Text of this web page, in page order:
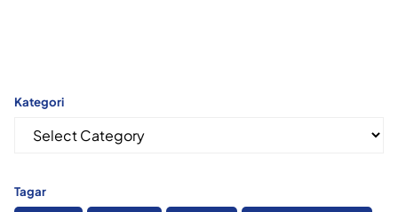
Kategori
Kategori
Tagar